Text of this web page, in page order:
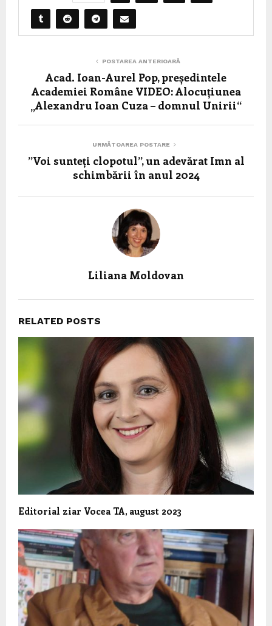
POSTAREA ANTERIOARĂ
Acad. Ioan-Aurel Pop, președintele
Academiei Române VIDEO: Alocuțiunea
„Alexandru Ioan Cuza – domnul Unirii“
URMĂTOAREA POSTARE
”Voi sunteți clopotul”, un adevărat Imn al
schimbării în anul 2024
Liliana Moldovan
RELATED POSTS
Editorial ziar Vocea TA, august 2023